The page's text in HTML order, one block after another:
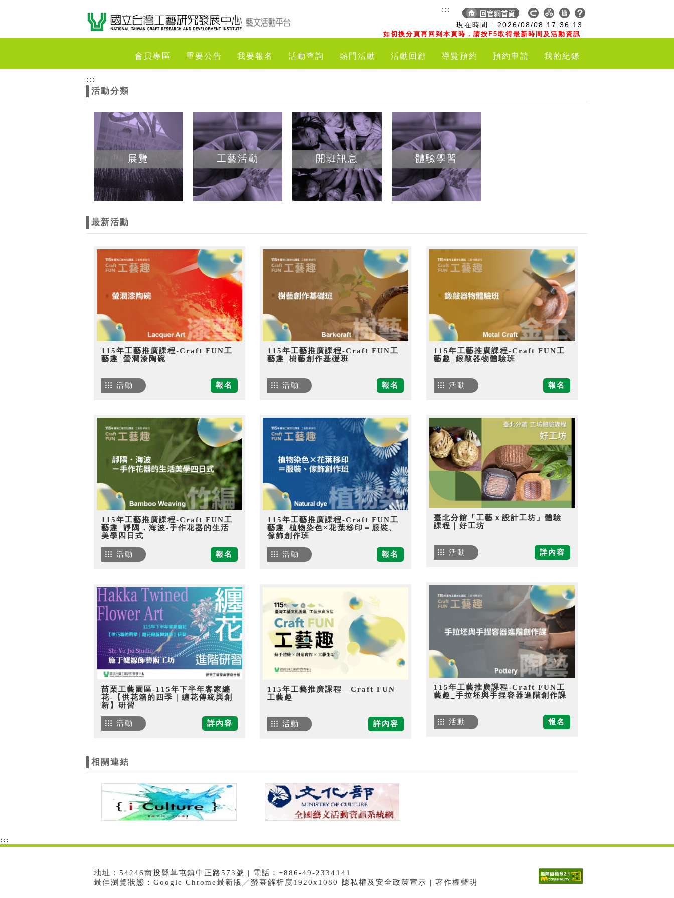
現在時間 : 2026/08/08 17:36:14
如切換分頁再回到本頁時，請按F5取得最新時間及活動資訊
:::
會員專區 重要公告 我要報名 活動查詢 熱門活動 活動回顧 導覽預約 預約申請 我的紀錄
:::
活動分類
展覽 工藝活動 開班訊息 體驗學習
最新活動
115年工藝推廣課程-Craft FUN工
藝趣_螢潤漆陶碗
報名
活動
115年工藝推廣課程-Craft FUN工
藝趣_樹藝創作基礎班
報名
活動
115年工藝推廣課程-Craft FUN工
藝趣_鍛敲器物體驗班
報名
活動
115年工藝推廣課程-Craft FUN工
藝趣_靜隅．海波-手作花器的生活
美學四日式
報名
活動
115年工藝推廣課程-Craft FUN工
藝趣_植物染色×花葉移印＝服裝、
傢飾創作班
報名
活動
臺北分館「工藝ｘ設計工坊」體驗
課程｜好工坊
詳內容
活動
115年工藝推廣課程-Craft FUN工
藝趣_手拉坯與手捏容器進階創作課
報名
活動
苗栗工藝園區-115年下半年客家纏
花-【供花箱的四季｜纏花傳統與創
新】研習
詳內容
活動
115年工藝推廣課程—Craft FUN
工藝趣
詳內容
活動
相關連結
:::
地址：54246南投縣草屯鎮中正路573號 | 電話：+886-49-2334141
最佳瀏覽狀態：Google Chrome最新版╱螢幕解析度1920x1080 隱私權及安全政策宣示 | 著作權聲明